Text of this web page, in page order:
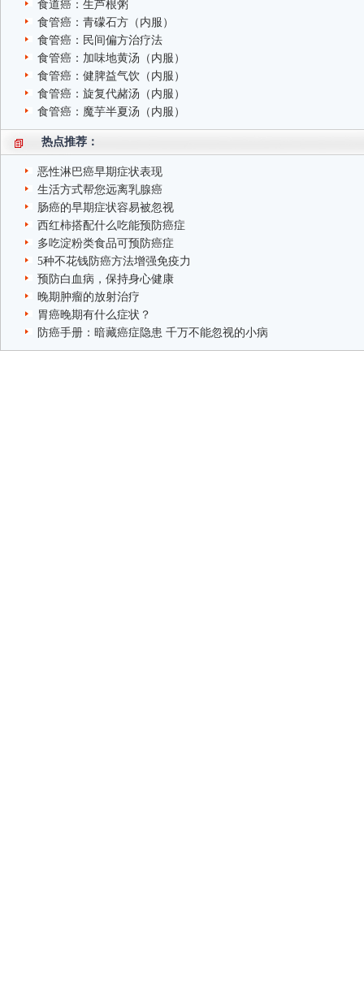
食道癌：生芦根粥
食管癌：青礞石方（内服）
食管癌：民间偏方治疗法
食管癌：加味地黄汤（内服）
食管癌：健脾益气饮（内服）
食管癌：旋复代赭汤（内服）
食管癌：魔芋半夏汤（内服）
热点推荐：
恶性淋巴癌早期症状表现
生活方式帮您远离乳腺癌
肠癌的早期症状容易被忽视
西红柿搭配什么吃能预防癌症
多吃淀粉类食品可预防癌症
5种不花钱防癌方法增强免疫力
预防白血病，保持身心健康
晚期肿瘤的放射治疗
胃癌晚期有什么症状？
防癌手册：暗藏癌症隐患 千万不能忽视的小病